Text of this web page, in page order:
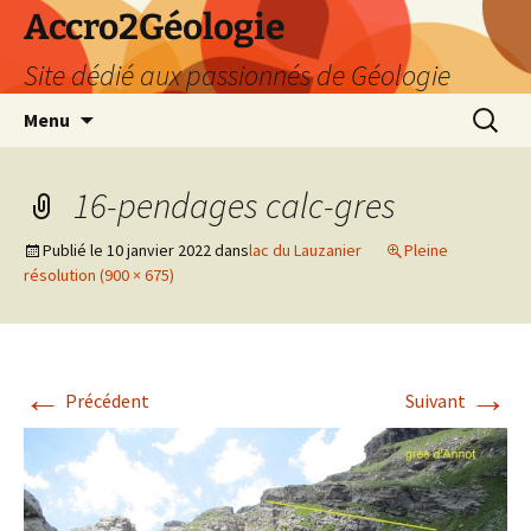
Accro2Géologie
Site dédié aux passionnés de Géologie
Menu
16-pendages calc-gres
Publié le 10 janvier 2022danslac du Lauzanier
Pleine
résolution (900 × 675)
← Précédent Suivant →